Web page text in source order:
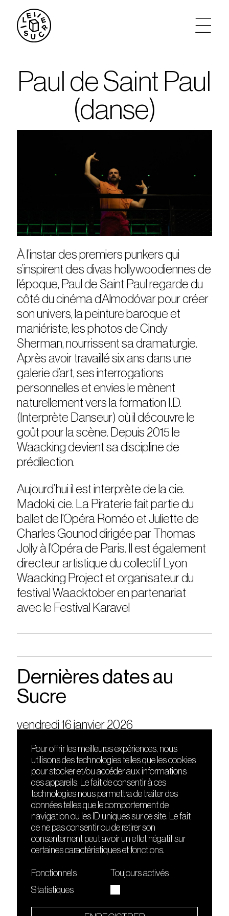
agenda
le sucre max
partenariats
privatisations
Paul de Saint Paul
(danse)
À l’instar des premiers punkers qui
s’inspirent des divas hollywoodiennes de
l’époque, Paul de Saint Paul regarde du
côté du cinéma d’Almodóvar pour créer
son univers, la peinture baroque et
maniériste, les photos de Cindy
Sherman, nourrissent sa dramaturgie.
Après avoir travaillé six ans dans une
galerie d’art, ses interrogations
personnelles et envies le mènent
naturellement vers la formation I.D.
(Interprète Danseur) où il découvre le
goût pour la scène. Depuis 2015 le
Waacking devient sa discipline de
prédilection.
Aujourd’hui il est interprète de la cie.
Madoki, cie. La Piraterie fait partie du
ballet de l’Opéra Roméo et Juliette de
Charles Gounod dirigée par Thomas
Jolly à l’Opéra de Paris. Il est également
directeur artistique du collectif Lyon
Waacking Project et organisateur du
festival Waacktober en partenariat
avec le Festival Karavel
Dernières dates au
Sucre
vendredi 16 janvier 2026
DÉCOUVRIR
Le lieu
Contact
Presse
Cours de DJing
TMLAB
FRIENDS
Nuits sonores
HEAT
Hôtel71
La Gaîté Lyrique
Le Sucre fait partie de
Pour offrir les meilleures expériences, nous
utilisons des technologies telles que les cookies
pour stocker et/ou accéder aux informations
des appareils. Le fait de consentir à ces
technologies nous permettra de traiter des
données telles que le comportement de
navigation ou les ID uniques sur ce site. Le fait
de ne pas consentir ou de retirer son
consentement peut avoir un effet négatif sur
certaines caractéristiques et fonctions.
Fonctionnels
Toujours activés
Statistiques